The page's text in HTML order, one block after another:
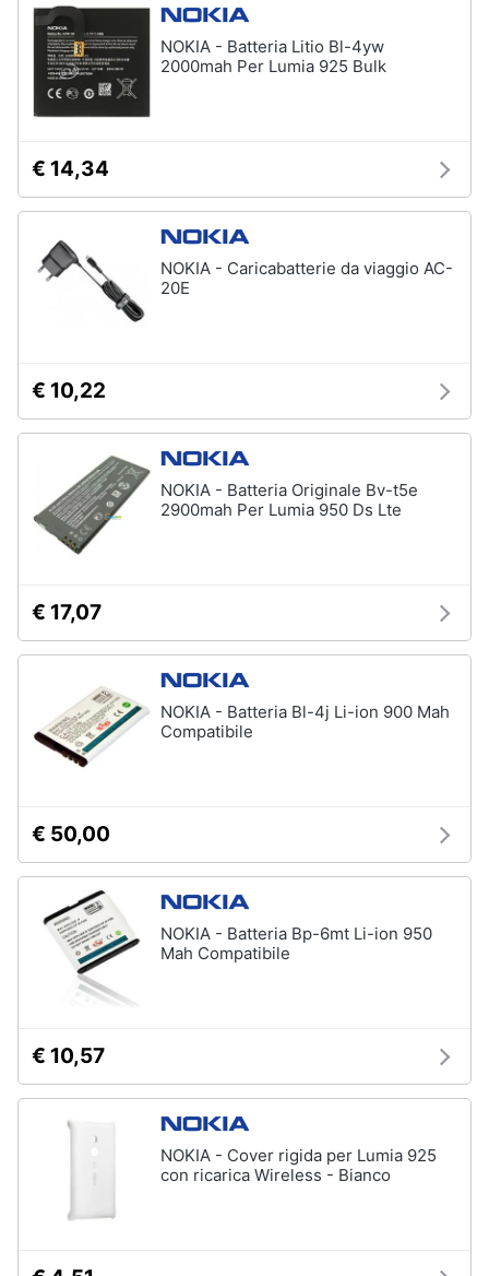
NOKIA - Batteria Litio Bl-4yw
2000mah Per Lumia 925 Bulk
€ 14,34
NOKIA - Caricabatterie da viaggio AC-
20E
€ 10,22
NOKIA - Batteria Originale Bv-t5e
2900mah Per Lumia 950 Ds Lte
€ 17,07
NOKIA - Batteria Bl-4j Li-ion 900 Mah
Compatibile
€ 50,00
NOKIA - Batteria Bp-6mt Li-ion 950
Mah Compatibile
€ 10,57
NOKIA - Cover rigida per Lumia 925
con ricarica Wireless - Bianco